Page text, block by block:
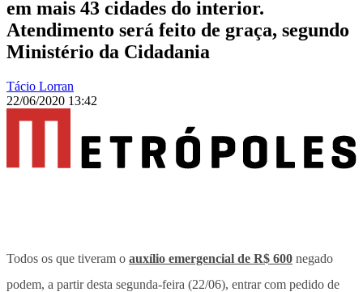
em mais 43 cidades do interior.
Atendimento será feito de graça, segundo
Ministério da Cidadania
Tácio Lorran
22/06/2020 13:42
Todos os que tiveram o auxílio emergencial de R$ 600 negado
podem, a partir desta segunda-feira (22/06), entrar com pedido de